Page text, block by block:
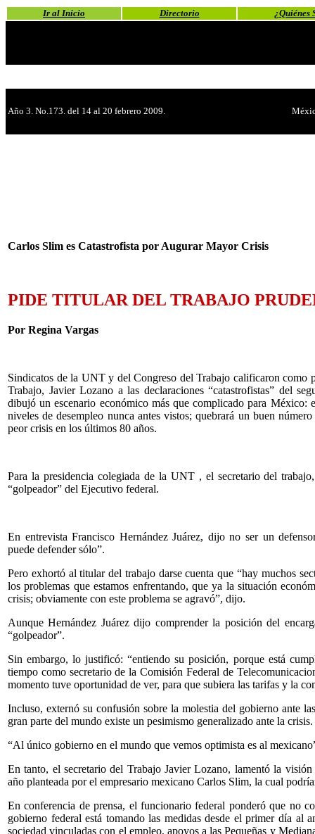
Ir al Inicio Directorio ¿Quiénes
Año 3. No.173. del 14 al 20 febrero 2009.
Carlos Slim es Catastrofista por Augurar Mayor Crisis
PIDE TITULAR DEL TRABAJO
Por Regina Vargas
Sindicatos de la UNT y del Congreso del Trabajo calificaron como
Trabajo, Javier Lozano a las declaraciones “catastrofistas” del
dibujó un escenario económico más que complicado para México:
niveles de desempleo nunca antes vistos; quebrará un buen
peor crisis en los últimos 80 años.
Para la presidencia colegiada de la UNT , el secretario del
“golpeador” del Ejecutivo federal.
En entrevista Francisco Hernández Juárez, dijo no ser un
puede defender sólo”.
Pero exhortó al titular del trabajo darse cuenta que “hay muchos
los problemas que estamos enfrentando, que ya la situación
crisis; obviamente con este problema se agravó”, dijo.
Aunque Hernández Juárez dijo comprender la posición del
“golpeador”.
Sin embargo, lo justificó: “entiendo su posición, porque está
tiempo como secretario de la Comisión Federal de
momento tuve oportunidad de ver, para que subiera las tarifas y la
Incluso, externó su confusión sobre la molestia del gobierno ante
gran parte del mundo existe un pesimismo generalizado ante la crisis.
“Al único gobierno en el mundo que vemos optimista es al
En tanto, el secretario del Trabajo Javier Lozano, lamentó la
año planteada por el empresario mexicano Carlos Slim, la cual
En conferencia de prensa, el funcionario federal ponderó que no
gobierno federal está tomando las medidas desde el primer día al
sociedad vinculadas con el empleo, apoyos a las Pequeñas y